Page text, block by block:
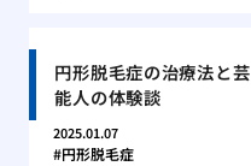
円形脱毛症の治療法と芸
能人の体験談
2025.01.07
円形脱毛症